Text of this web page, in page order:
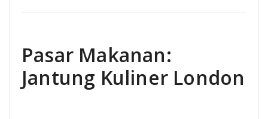
Pasar Makanan:
Jantung Kuliner London